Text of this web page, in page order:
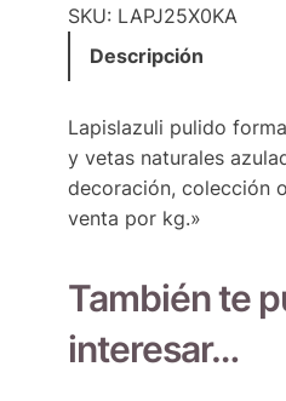
SKU: LAPJ25X0KA
Descripción
Lapislazuli pulido
y vetas naturales
decoración, colección
venta por kg.»
También te
interesar…